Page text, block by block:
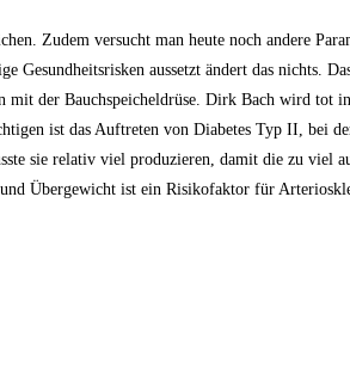
Zudem versucht man heute noch andere
Gesundheitsrisken aussetzt ändert das nichts.
mit der Bauchspeicheldrüse. Dirk Bach wird tot
ist das Auftreten von Diabetes Typ II, bei
sie relativ viel produzieren, damit die zu viel
Übergewicht ist ein Risikofaktor für